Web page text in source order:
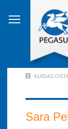
edasi
põhisisu
Menu
KUIDAS
Sara